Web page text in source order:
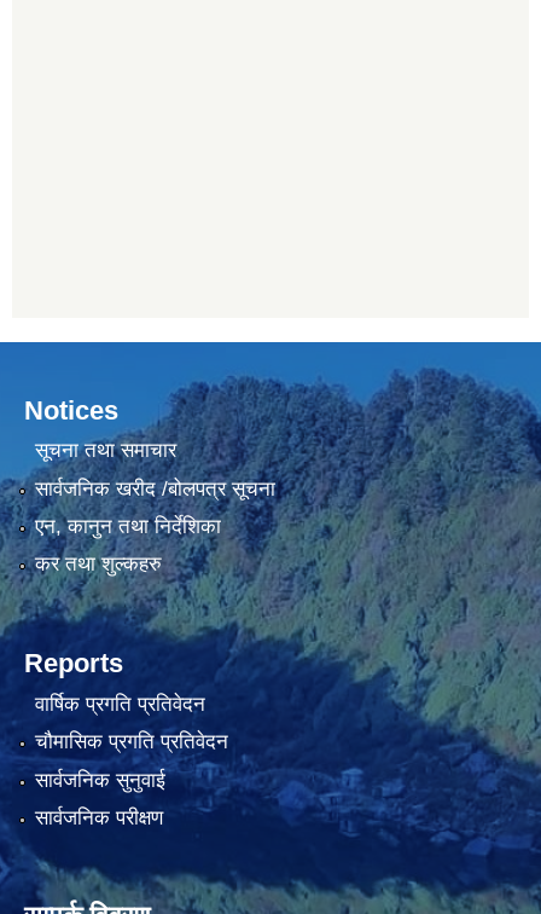
Notices
सूचना तथा समाचार
सार्वजनिक खरीद /बोलपत्र सूचना
एन, कानुन तथा निर्देशिका
कर तथा शुल्कहरु
Reports
वार्षिक प्रगति प्रतिवेदन
चौमासिक प्रगति प्रतिवेदन
सार्वजनिक सुनुवाई
सार्वजनिक परीक्षण